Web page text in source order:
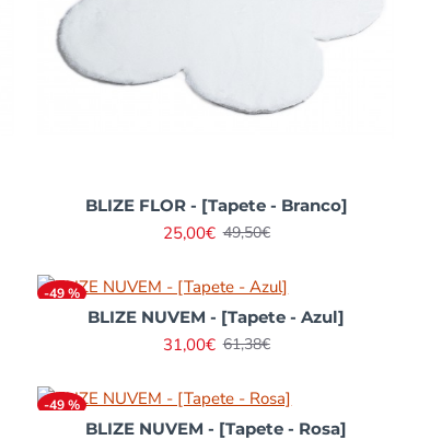
BLIZE FLOR - [Tapete - Branco]
25,00€ 49,50€
-49 %
BLIZE NUVEM - [Tapete - Azul]
31,00€ 61,38€
-49 %
BLIZE NUVEM - [Tapete - Rosa]